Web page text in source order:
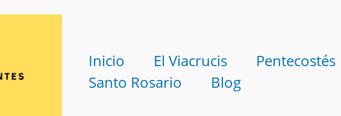
Inicio El Viacrucis
Pentecostés
Santo Rosario
Blog